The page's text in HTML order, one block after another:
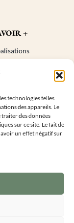
technologies telles
des appareils. Le
des données
sur ce site. Le fait de
un effet négatif sur
+
compte